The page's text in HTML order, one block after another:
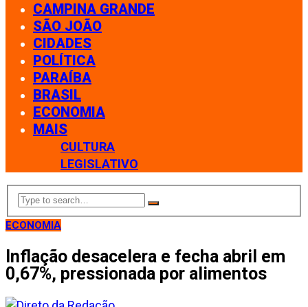
CAMPINA GRANDE
SÃO JOÃO
CIDADES
POLÍTICA
PARAÍBA
BRASIL
ECONOMIA
MAIS
CULTURA
LEGISLATIVO
ECONOMIA
Inflação desacelera e fecha abril em
0,67%, pressionada por alimentos